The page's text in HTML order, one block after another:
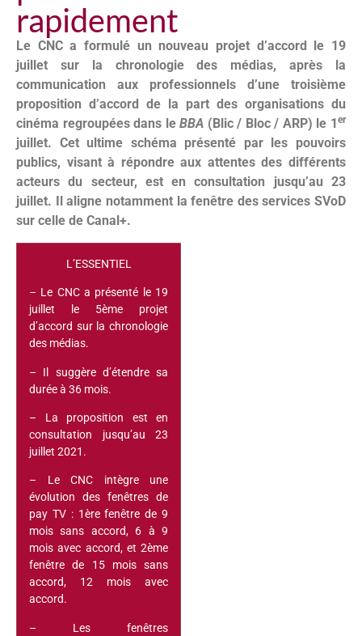
rapidement
Le CNC a formulé un nouveau projet d’accord le 19
juillet sur la chronologie des médias, après la
communication aux professionnels d’une troisième
proposition d’accord de la part des organisations du
cinéma regroupées dans leBBA (Blic / Bloc / ARP) le 1er
juillet. Cet ultime schéma présenté par les pouvoirs
publics, visant à répondre aux attentes des différents
acteurs du secteur, est en consultation jusqu’au 23
juillet. Il aligne notamment la fenêtre des services SVoD
sur celle de Canal+.
L’ESSENTIEL
– Le CNC a présenté le 19
juillet le 5ème projet
d’accord sur la chronologie
des médias.
– Il suggère d’étendre sa
durée à 36 mois.
– La proposition est en
consultation jusqu’au 23
juillet 2021.
– Le CNC intègre une
évolution des fenêtres de
pay TV : 1ère fenêtre de 9
mois sans accord, 6 à 9
mois avec accord, et 2ème
fenêtre de 15 mois sans
accord, 12 mois avec
accord.
– Les fenêtres